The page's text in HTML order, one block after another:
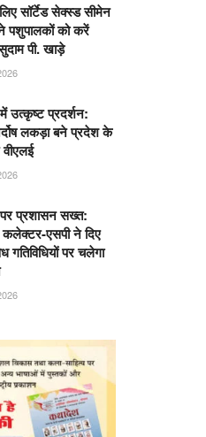
सॉर्टेड सेक्स्ड सीमेन
पशुपालकों को करें
पी. खाड़े
उत्कृष्ट प्रदर्शन:
लकड़ा बने प्रदेश के
प्रशासन सख्त:
कलेक्टर-एसपी ने दिए
पर चलेगा